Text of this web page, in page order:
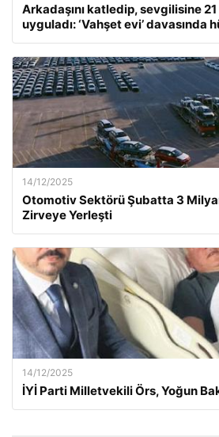
Arkadaşını katledip, sevgilisine
uyguladı: ‘Vahşet evi’ davasında
14/12/2025
Otomotiv Sektörü Şubatta 3
Zirveye Yerleşti
14/12/2025
İYİ Parti Milletvekili Örs, Yoğun